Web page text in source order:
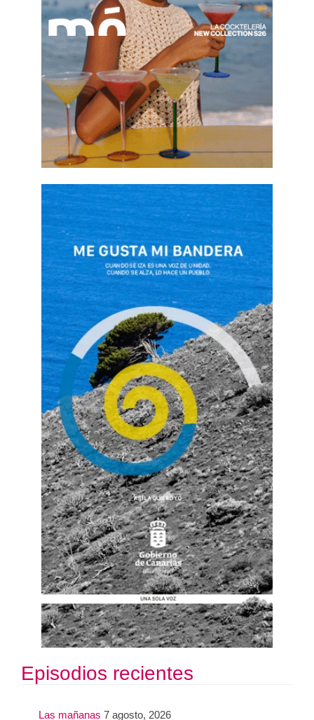
Episodios recientes
Las mañanas 7 agosto, 2026